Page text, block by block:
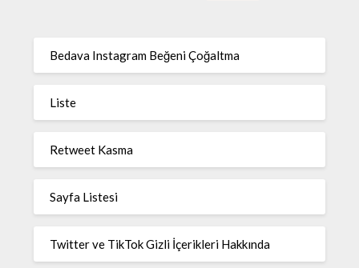
Bedava Instagram Beğeni Çoğaltma
Liste
Retweet Kasma
Sayfa Listesi
Twitter ve TikTok Gizli İçerikleri Hakkında